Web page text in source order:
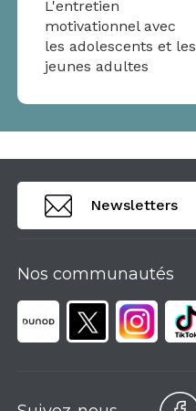
L'entretien
motivationnel avec
les adolescents et les
jeunes adultes
Newsletters
Nos communautés